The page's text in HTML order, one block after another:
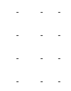
- - -
- - -
- - -
- - -